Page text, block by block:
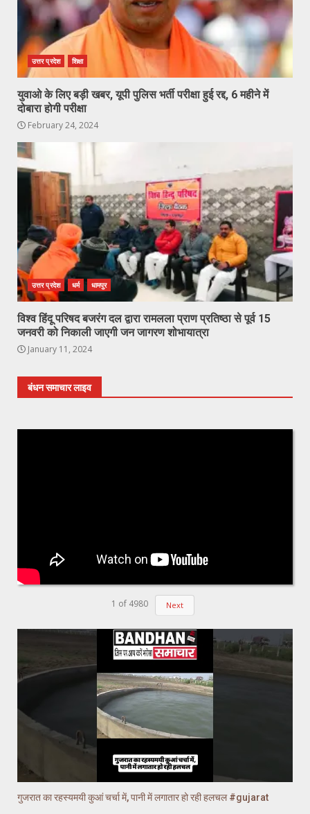
उत्तर प्रदेश शिक्षा
युवाओ के लिए बड़ी खबर, यूपी पुलिस भर्ती परीक्षा हुई रद्द, 6 महीने में
दोबारा होगी परीक्षा
February 24, 2024
उत्तर प्रदेश धर्म धामपुर
विश्व हिंदू परिषद बजरंग दल द्वारा रामलला प्राण प्रतिष्ठा से पूर्व 15
जनवरी को निकाली जाएगी जन जागरण शोभायात्रा
January 11, 2024
बंधन समाचार लाइव
1 of 4980 Next
गुजरात का रहस्यमयी कुआं चर्चा में, पानी में लगातार हो रही हलचल #gujarat